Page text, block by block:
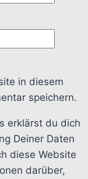
in diesem
speichern.
erklärst du dich
Deiner Daten
diese Website
darüber,